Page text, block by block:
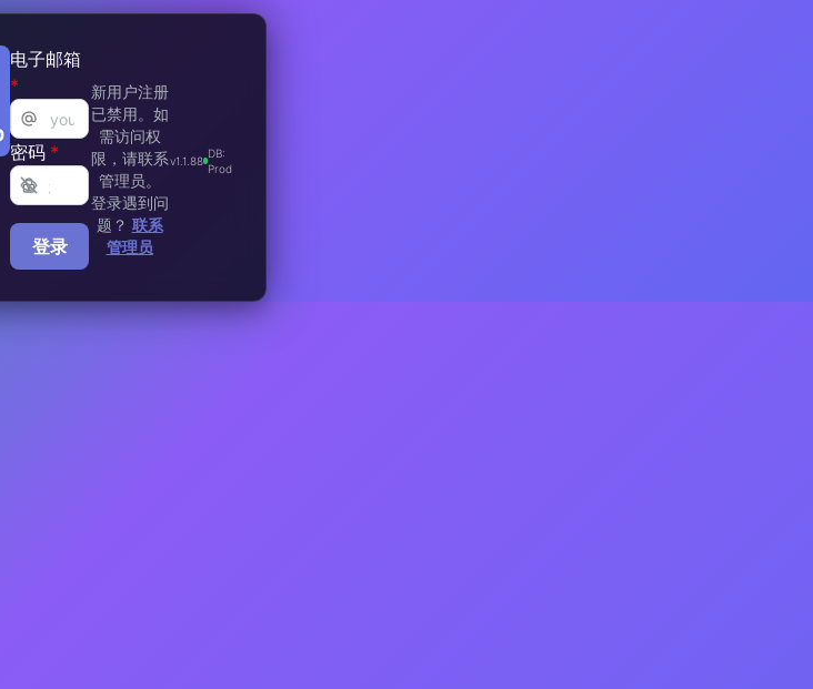
电子邮箱
*
密码 *
登录
新用户注册
已禁用。如
需访问权
限，请联系
管理员。
登录遇到问
题？ 联系
管理员
v1.1.88
DB:
Prod